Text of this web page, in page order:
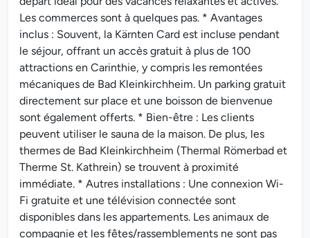
Les commerces sont à quelques pas. * Avantages
inclus : Souvent, la Kärnten Card est incluse pendant
le séjour, offrant un accès gratuit à plus de 100
attractions en Carinthie, y compris les remontées
mécaniques de Bad Kleinkirchheim. Un parking gratuit
directement sur place et une boisson de bienvenue
sont également offerts. * Bien-être : Les clients
peuvent utiliser le sauna de la maison. De plus, les
thermes de Bad Kleinkirchheim (Thermal Römerbad et
Therme St. Kathrein) se trouvent à proximité
immédiate. * Autres installations : Une connexion Wi-
Fi gratuite et une télévision connectée sont
disponibles dans les appartements. Les animaux de
compagnie et les fêtes/rassemblements ne sont pas